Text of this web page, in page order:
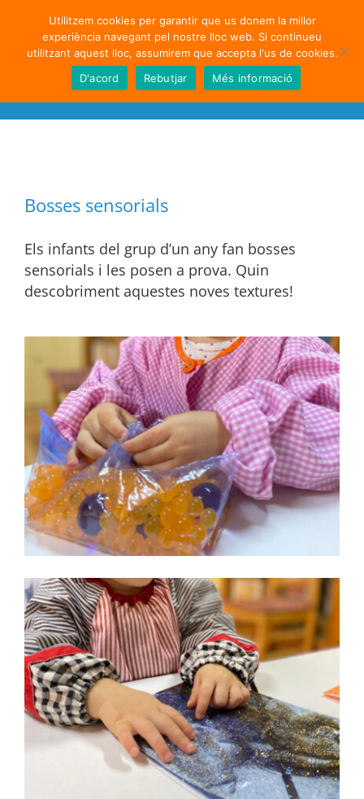
content
Bosses sensorials
Els infants del grup d’un any fan bosses
sensorials i les posen a prova. Quin
descobriment aquestes noves textures!
Utilitzem cookies per garantir que us donem la millor
experiència navegant pel nostre lloc web. Si continueu
utilitzant aquest lloc, assumirem que accepta l'us de cookies.
D'acord
Rebutjar Més informació